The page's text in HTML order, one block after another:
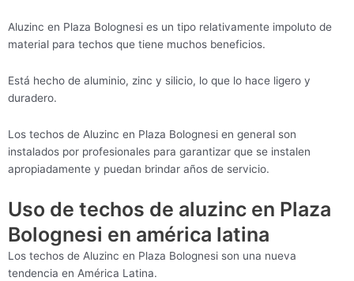
Aluzinc en Plaza Bolognesi es un tipo relativamente impoluto de
material para techos que tiene muchos beneficios.
Está hecho de aluminio, zinc y silicio, lo que lo hace ligero y
duradero.
Los techos de Aluzinc en Plaza Bolognesi en general son
instalados por profesionales para garantizar que se instalen
apropiadamente y puedan brindar años de servicio.
Uso de techos de aluzinc en Plaza
Bolognesi en américa latina
Los techos de Aluzinc en Plaza Bolognesi son una nueva
tendencia en América Latina.